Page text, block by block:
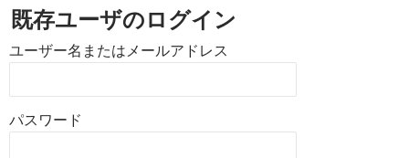
既存ユーザのログイン
ユーザー名またはメールアドレス
パスワード